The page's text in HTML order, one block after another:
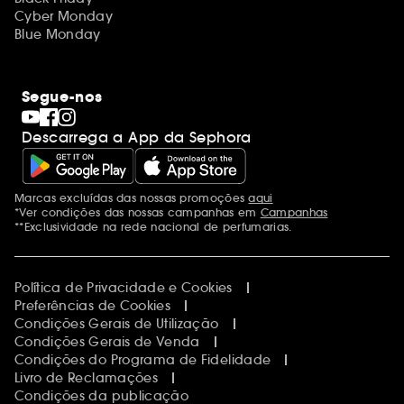
Cyber Monday
Blue Monday
Segue-nos
Descarrega a App da Sephora
Menções adicionais
Marcas excluídas das nossas promoçõesaqui
*Ver condições das nossas campanhas em Campanhas
**Exclusividade na rede nacional de perfumarias.
Política de Privacidade e Cookies
Preferências de Cookies
Condições Gerais de Utilização
Condições Gerais de Venda
Condições do Programa de Fidelidade
Livro de Reclamações
Condições da publicação